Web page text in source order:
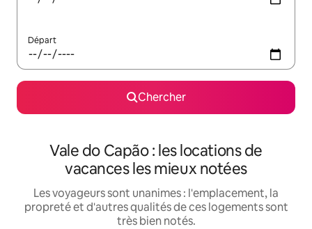
Départ
Chercher
Vale do Capão : les locations de
vacances les mieux notées
Les voyageurs sont unanimes : l'emplacement, la
propreté et d'autres qualités de ces logements sont
très bien notés.